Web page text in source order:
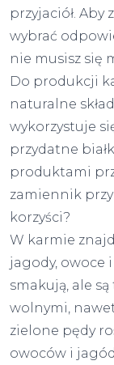
przyjaciół. Aby
wybrać
nie musisz się
Do produkcji
naturalne
wykorzystuje
przydatne
produktami
zamiennik
korzyści?
W karmie
jagody, owoce
smakują, ale
wolnymi,
zielone pędy
owoców i